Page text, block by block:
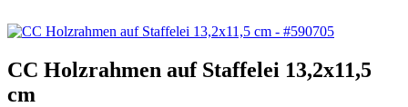
CC Holzrahmen auf Staffelei 13,2x11,5
cm